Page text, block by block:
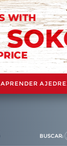
APRENDER
BUSCAR: